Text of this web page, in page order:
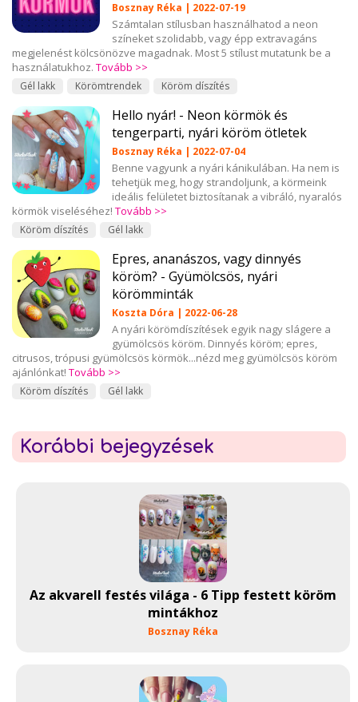
Bosznay Réka | 2022-07-19
Számtalan stílusban használhatod a neon
színeket szolidabb, vagy épp extravagáns
megjelenést kölcsönözve magadnak. Most 5 stílust mutatunk be a
használatukhoz. Tovább >>
Gél lakk Körömtrendek Köröm díszítés
Hello nyár! - Neon körmök és
tengerparti, nyári köröm ötletek
Bosznay Réka | 2022-07-04
Benne vagyunk a nyári kánikulában. Ha nem is
tehetjük meg, hogy strandoljunk, a körmeink
ideális felületet biztosítanak a vibráló, nyaralós
körmök viseléséhez! Tovább >>
Köröm díszítés Gél lakk
Epres, ananászos, vagy dinnyés
köröm? - Gyümölcsös, nyári
körömminták
Koszta Dóra | 2022-06-28
A nyári körömdíszítések egyik nagy slágere a
gyümölcsös köröm. Dinnyés köröm; epres,
citrusos, trópusi gyümölcsös körmök...nézd meg gyümölcsös köröm
ajánlónkat! Tovább >>
Köröm díszítés Gél lakk
Korábbi bejegyzések
Az akvarell festés világa - 6 Tipp festett köröm
mintákhoz
Bosznay Réka